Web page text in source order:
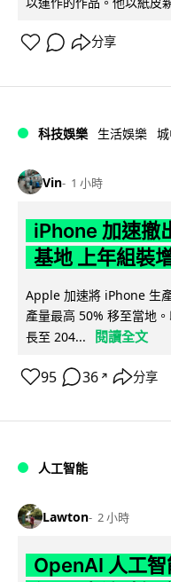
分享
科技娛樂 生活娛樂
Vin 1 小時
iPhone 加速撤
基地 上年組裝
Apple 加速將 iPhone 生
產量最高 50% 移至當地
長至 204...
閱讀全文
95 36 ↗ 分享
人工智能
Lawton 2 小時
OpenAI 人工